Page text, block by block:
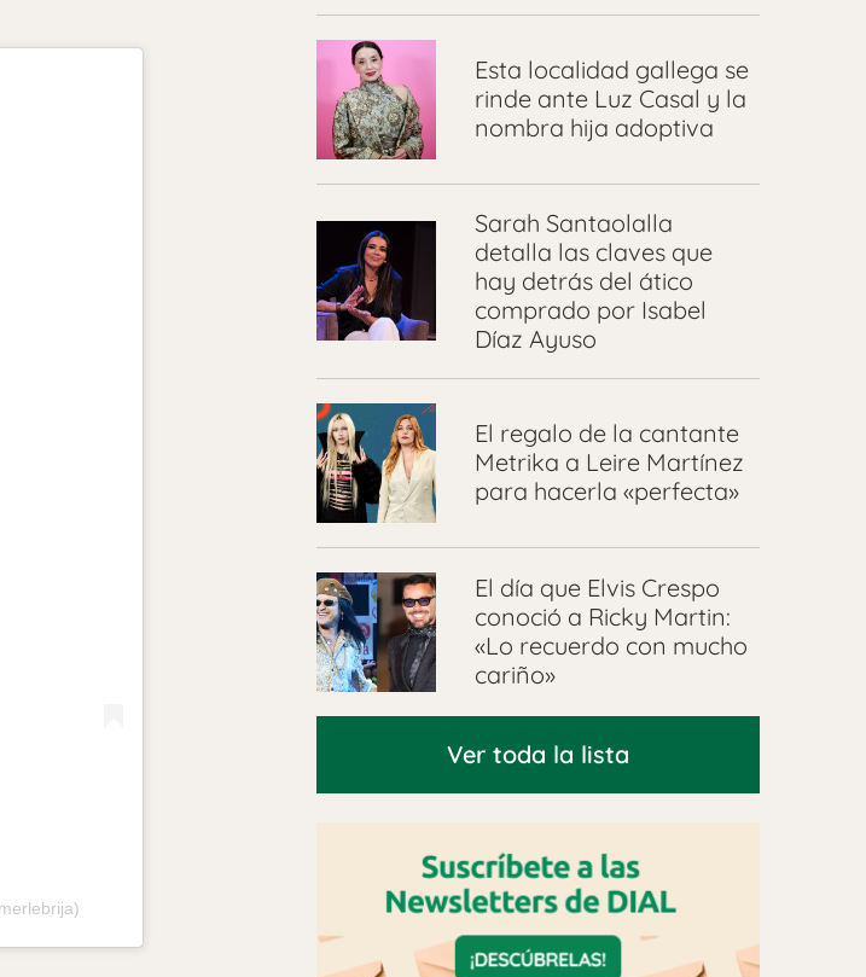
Esta localidad gallega se
rinde ante Luz Casal y la
nombra hija adoptiva
Sarah Santaolalla
detalla las claves que
hay detrás del ático
comprado por Isabel
Díaz Ayuso
El regalo de la cantante
Metrika a Leire Martínez
para hacerla «perfecta»
El día que Elvis Crespo
conoció a Ricky Martin:
«Lo recuerdo con mucho
cariño»
Ver toda la lista